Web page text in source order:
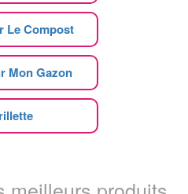
Le Compost
Mon Gazon